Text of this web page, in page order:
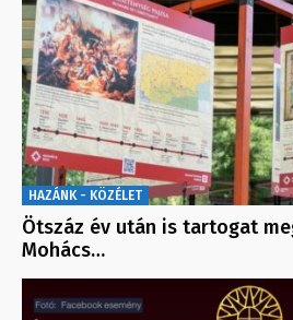
HAZÁNK - KÖZÉLET
Ötszáz év után is tartogat
Mohács…